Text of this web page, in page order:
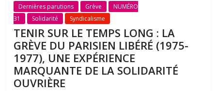
Dernières parutions Grève
NUMÉRO
31
Solidarité Syndicalisme
TENIR SUR LE TEMPS LONG : LA
GRÈVE DU PARISIEN LIBÉRÉ (1975-
1977), UNE EXPÉRIENCE
MARQUANTE DE LA SOLIDARITÉ
OUVRIÈRE